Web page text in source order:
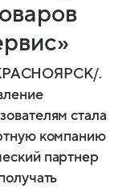
.
стала
компанию
партнер